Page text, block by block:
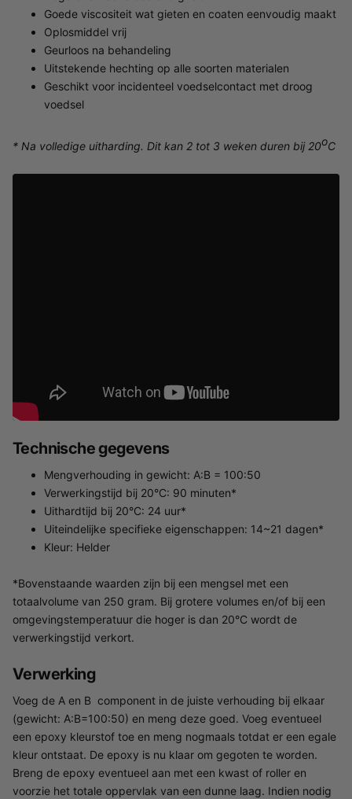
Goede viscositeit wat gieten en coaten eenvoudig maakt
Oplosmiddel vrij
Geurloos na behandeling
Uitstekende hechting op alle soorten materialen
Geschikt voor incidenteel voedselcontact met droog
voedsel
* Na volledige uitharding. Dit kan 2 tot 3 weken duren bij 20oC
Technische gegevens
Mengverhouding in gewicht: A:B = 100:50
Verwerkingstijd bij 20°C: 90 minuten*
Uithardtijd bij 20°C: 24 uur*
Uiteindelijke specifieke eigenschappen: 14~21 dagen*
Kleur: Helder
*Bovenstaande waarden zijn bij een mengsel met een
totaalvolume van 250 gram. Bij grotere volumes en/of bij een
omgevingstemperatuur die hoger is dan 20°C wordt de
verwerkingstijd verkort.
Verwerking
Voeg de A en B component in de juiste verhouding bij elkaar
(gewicht: A:B=100:50) en meng deze goed. Voeg eventueel
een epoxy kleurstof toe en meng nogmaals totdat er een egale
kleur ontstaat. De epoxy is nu klaar om gegoten te worden.
Breng de epoxy eventueel aan met een kwast of roller en
voorzie het totale oppervlak van een dunne laag. Indien nodig